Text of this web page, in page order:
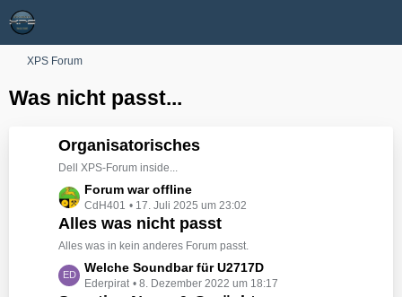
XPS Forum
Was nicht passt...
Organisatorisches
Dell XPS-Forum inside...
L
e
t
z
e
Forum war offline
CdH401 17. Juli 2025 um 23:02
Alles was nicht passt
Alles was in kein anderes Forum passt.
L
e
Welche Soundbar für U2717D
Ederpirat 8. Dezember 2022 um 18:17